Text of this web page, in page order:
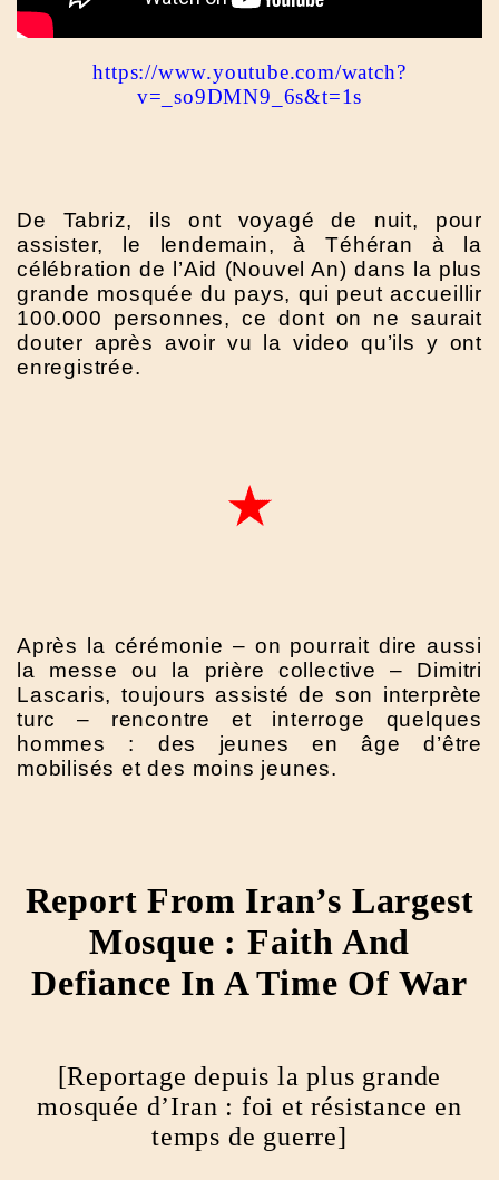
https://www.youtube.com/watch?
v=_so9DMN9_6s&t=1s
De Tabriz, ils ont voyagé de nuit, pour
assister, le lendemain, à Téhéran à la
célébration de l’Aid (Nouvel An) dans la plus
grande mosquée du pays, qui peut accueillir
100.000 personnes, ce dont on ne saurait
douter après avoir vu la video qu’ils y ont
enregistrée.
Après la cérémonie – on pourrait dire aussi
la messe ou la prière collective – Dimitri
Lascaris, toujours assisté de son interprète
turc – rencontre et interroge quelques
hommes : des jeunes en âge d’être
mobilisés et des moins jeunes.
Report From Iran’s Largest
Mosque : Faith And
Defiance In A Time Of War
[Reportage depuis la plus grande
mosquée d’Iran : foi et résistance en
temps de guerre]